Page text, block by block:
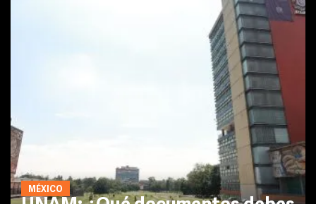
MÉXICO